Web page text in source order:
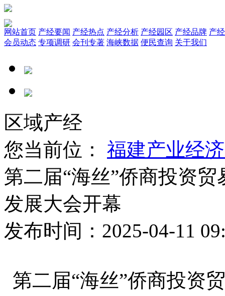
网站首页 产经要闻 产经热点 产经分析 产经园区 产经品牌 产
会员动态 专项调研 会刊专著 海峡数据 便民查询 关于我们
区域产经
您当前位： 福建产业经
第二届“海丝”侨商投资
发展大会开幕
发布时间：2025-04-11
第二届“海丝”侨商投资